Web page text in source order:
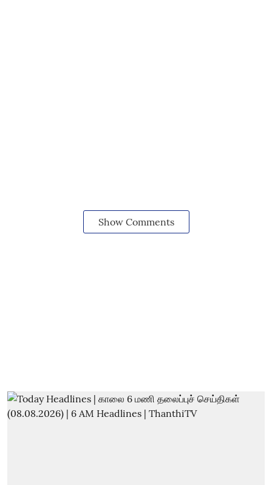
Show Comments